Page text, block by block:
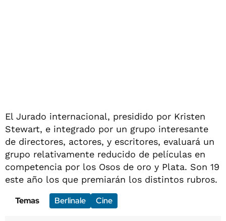
El Jurado internacional, presidido por Kristen
Stewart, e integrado por un grupo interesante
de directores, actores, y escritores, evaluará un
grupo relativamente reducido de películas en
competencia por los Osos de oro y Plata. Son 19
este año los que premiarán los distintos rubros.
Temas
Berlinale Cine